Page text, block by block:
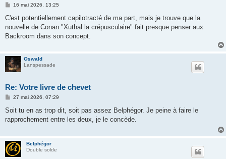
M
s
a
g
16 mai 2026, 13:25
C'est potentiellement capilotracté de ma part, mais je trouve que la
nouvelle de Conan "Xuthal la crépusculaire" fait presque penser aux
Backroom dans son concept.
Oswald
Lanspessade
Re: Votre livre de chevet
M
s
a
27 mai 2026, 07:29
Soit tu en as trop dit, soit pas assez Belphégor. Je peine à faire le
rapprochement entre les deux, je le concède.
Belphégor
Double solde